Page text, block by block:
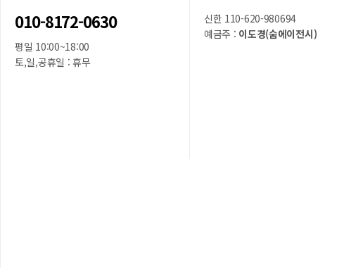
010-8172-0630
평일 10:00~18:00
토,일,공휴일 : 휴무
신한 110-620-980694
예금주 : 이도경(숨에이전시)